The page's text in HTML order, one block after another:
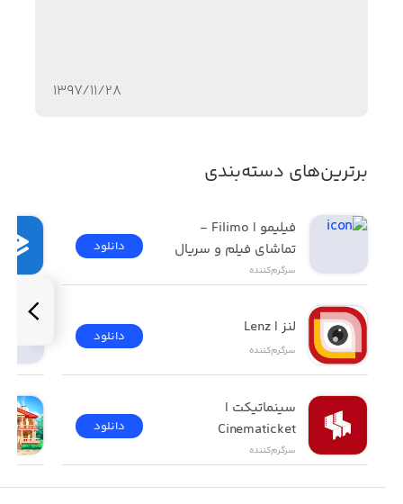
۱۳۹۷/۱۱/۲۸
برترین‌های دسته‌بندی
تماشای فیلم و سریال
سرگرم‌کننده
دانلود
لنز | Lenz
سرگرم‌کننده
دانلود
Cinematicket
سرگرم‌کننده
دانلود